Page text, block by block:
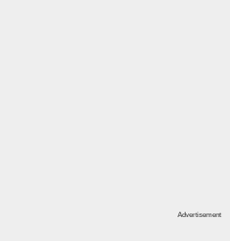
Advertisement